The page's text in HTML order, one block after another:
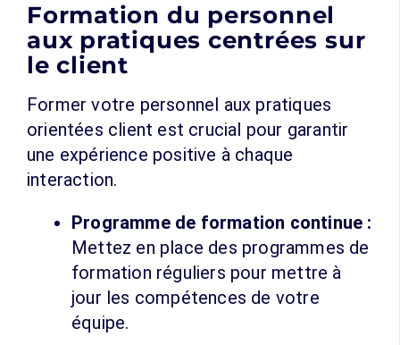
Formation du personnel
aux pratiques centrées sur
le client
Former votre personnel aux pratiques
orientées client est crucial pour garantir
une expérience positive à chaque
interaction.
Programme de formation continue :
Mettez en place des programmes de
formation réguliers pour mettre à
jour les compétences de votre
équipe.